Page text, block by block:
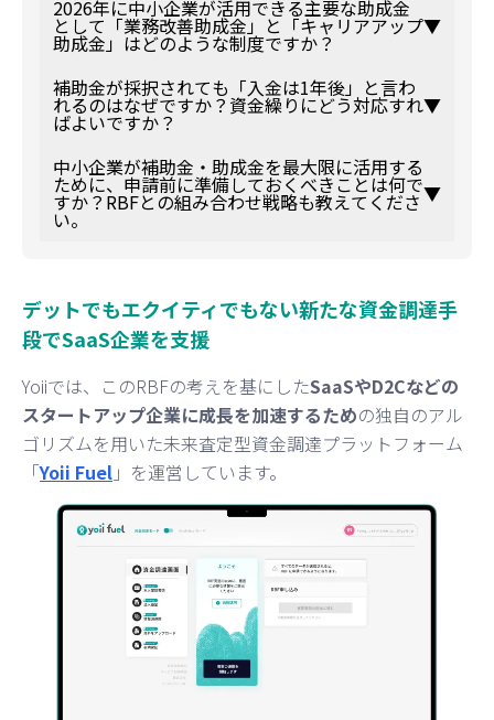
2026年に中小企業が活用できる主要な助成金
として「業務改善助成金」と「キャリアアップ
助成金」はどのような制度ですか？
▼
補助金が採択されても「入金は1年後」と言わ
れるのはなぜですか？資金繰りにどう対応すれ
ばよいですか？
▼
中小企業が補助金・助成金を最大限に活用する
ために、申請前に準備しておくべきことは何で
すか？RBFとの組み合わせ戦略も教えてくださ
い。
▼
デットでもエクイティでもない新たな資金調達手
段でSaaS企業を支援
Yoiiでは、このRBFの考えを基にしたSaaSやD2Cなどの
スタートアップ企業に成長を加速するための独自のアル
ゴリズムを用いた未来査定型資金調達プラットフォーム
「Yoii Fuel 」を運営しています。